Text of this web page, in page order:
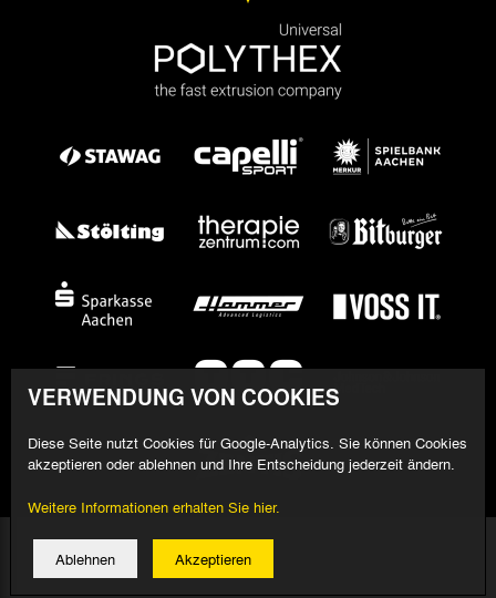
© 2026 Alemannia Aachen - Alle Rechte vorbehalten
Impressum/Datenschutz
VERWENDUNG VON COOKIES
Diese Seite nutzt Cookies für Google-Analytics. Sie können Cookies
akzeptieren oder ablehnen und Ihre Entscheidung jederzeit ändern.
Weitere Informationen erhalten Sie hier.
Ablehnen Akzeptieren